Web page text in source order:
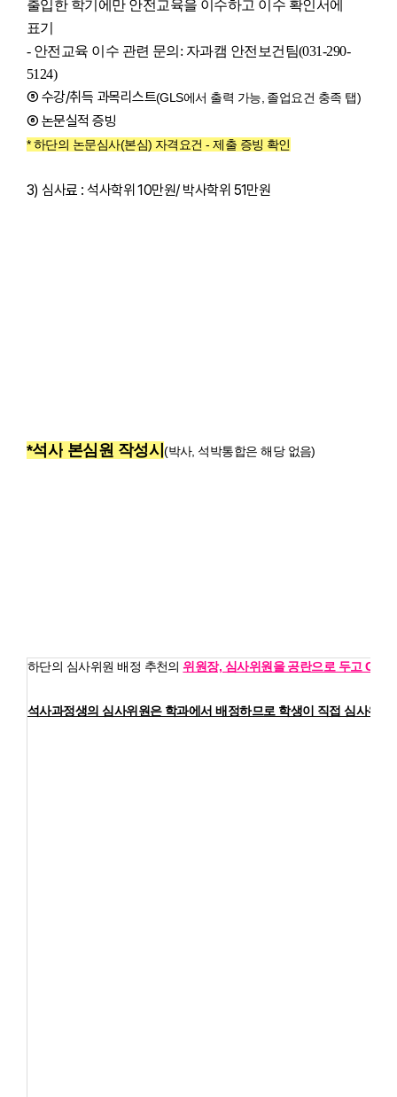
출입한 학기에만 안전교육을 이수하고 이수 확인서에
표기
- 안전교육 이수 관련 문의 : 자과캠 안전보건팀(031-290-
5124)
⑤ 수강/취득 과목리스트(GLS에서 출력 가능, 졸업요건 충족 탭)
⑥ 논문실적 증빙
* 하단의 논문심사(본심) 자격요건 - 제출 증빙 확인
3) 심사료 : 석사학위 10만원/ 박사학위 51만원
*석사 본심원 작성시(박사, 석박통합은 해당 없음)
하단의 심사위원 배정 추천의 위원장, 심사위원을 공란으로 두고 GLS
석사과정생의 심사위원은 학과에서 배정하므로 학생이 직접 심사위